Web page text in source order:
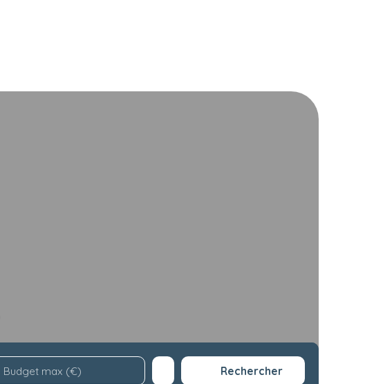
Budget max (€) Rechercher